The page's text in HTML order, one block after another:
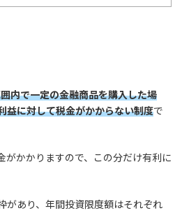
内で一定の金融商品を購入した場
益に対して税金がかからない制度で
がかかりますので、この分だけ有利に
があり、年間投資限度額はそれぞれ